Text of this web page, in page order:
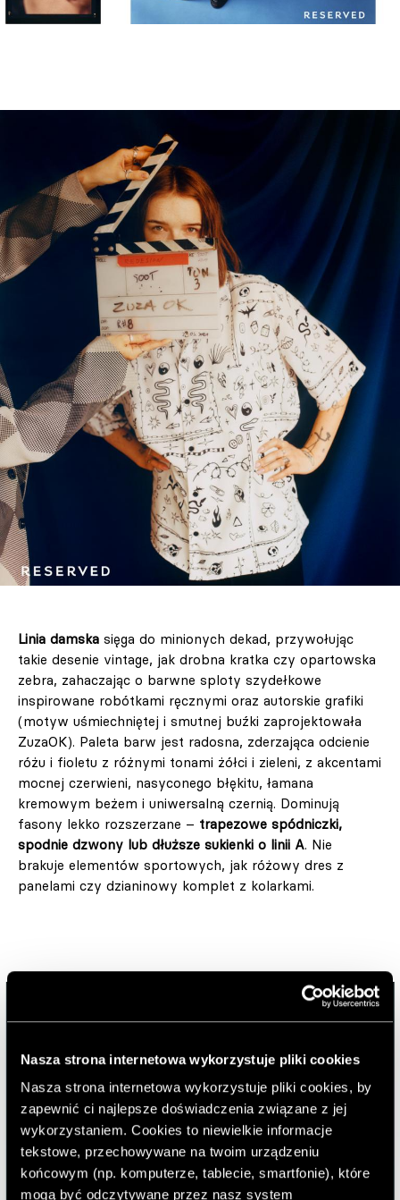
Nasza strona internetowa wykorzystuje pliki cookies
Nasza strona internetowa wykorzystuje pliki cookies, by
zapewnić ci najlepsze doświadczenia związane z jej
wykorzystaniem. Cookies to niewielkie informacje
tekstowe, przechowywane na twoim urządzeniu
końcowym (np. komputerze, tablecie, smartfonie), które
mogą być odczytywane przez nasz system
Linia damska sięga do minionych dekad, przywołując
takie desenie vintage, jak drobna kratka czy opartowska
zebra, zahaczając o barwne sploty szydełkowe
inspirowane robótkami ręcznymi oraz autorskie grafiki
(motyw uśmiechniętej i smutnej buźki zaprojektowała
ZuzaOK). Paleta barw jest radosna, zderzająca odcienie
różu i fioletu z różnymi tonami żółci i zieleni, z akcentami
mocnej czerwieni, nasyconego błękitu, łamana
kremowym beżem i uniwersalną czernią. Dominują
fasony lekko rozszerzane – trapezowe spódniczki,
spodnie dzwony lub dłuższe sukienki o linii A. Nie
brakuje elementów sportowych, jak różowy dres z
panelami czy dzianinowy komplet z kolarkami.